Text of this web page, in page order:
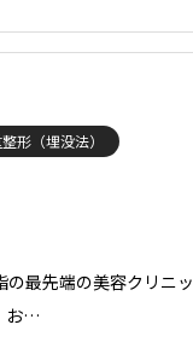
形（埋没法）
最先端の美容クリニッ
お…